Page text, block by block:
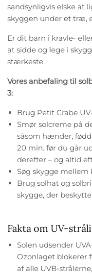
sandsynligvis elske at
skyggen under et træ,
Er dit barn i kravle-
at sidde og lege i
stærkeste.
Vores anbefaling til
3:
Brug Petit Crabe
Smør solcreme på
såsom hænder,
20 min. før du går
derefter – og altid
Søg skygge mellem
Brug solhat og
skygge, der
Fakta om UV-
Solen udsender
Ozonlaget blokerer
af alle UVB-